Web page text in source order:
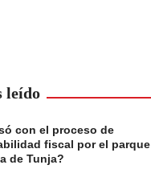
leído
con el proceso de
fiscal por el parque
de Tunja?